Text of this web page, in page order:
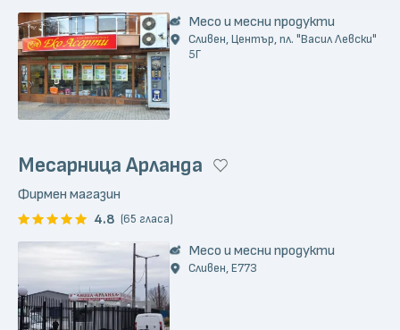
Месо и месни продукти
Сливен, Център, пл. "Васил Левски"
5Г
Месарница Арланда
Фирмен магазин
4.8 (65 гласа)
Месо и месни продукти
Сливен, E773